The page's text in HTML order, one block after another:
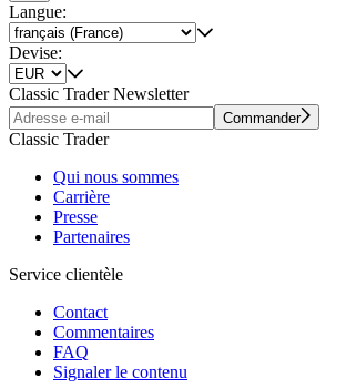
Langue:
Devise:
Classic Trader Newsletter
Commander
Classic Trader
Qui nous sommes
Carrière
Presse
Partenaires
Service clientèle
Contact
Commentaires
FAQ
Signaler le contenu